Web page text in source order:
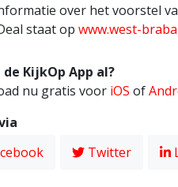
over het voorstel
staat op www.west-
KijkOp App al?
nu gratis voor iOS of
Twitter